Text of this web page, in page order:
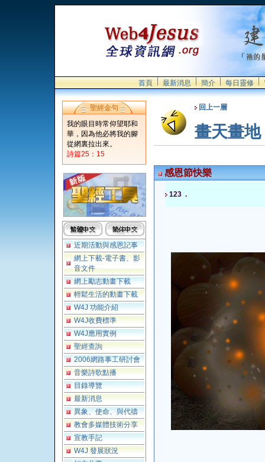
首頁 最新消息 簡介 每日靈修
聖經金句
我的眼目時常仰望耶和
華，因為他必將我的腳
從網裏拉出來。
詩篇25：15
近期活動與感恩記事
網上下載-電子書、影
音文件
網上勵志動畫下載
輕鬆生活的動畫下載
W4J 功能介紹
W4J收費標準
W4J應用實例
聖經查詢
2006網路事工研討會
音樂詩歌點播
目錄導覽
最新消息
異象、使命、與代禱
教會多媒體技術分享
宣教手記
W4J 發展狀況
回上一層
畫天畫地
感恩節快樂
123 .